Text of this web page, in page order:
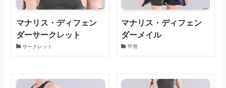
マナリス・ディフェン
ダーサークレット
サークレット
マナリス・ディフェン
ダーメイル
甲冑